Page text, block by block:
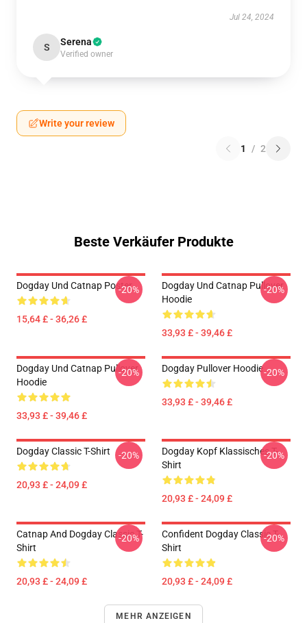
Jul 24, 2024
S Serena
Verified owner
Write your review
1 / 2
Beste Verkäufer Produkte
Dogday Und Catnap Poster
15,64 £ - 36,26 £
-20%
Dogday Und Catnap Pullover
Hoodie
33,93 £ - 39,46 £
-20%
Dogday Und Catnap Pullover
Hoodie
33,93 £ - 39,46 £
-20% Dogday Pullover Hoodie
33,93 £ - 39,46 £
-20%
Dogday Classic T-Shirt
20,93 £ - 24,09 £
-20%
Dogday Kopf Klassisches T-
Shirt
20,93 £ - 24,09 £
-20%
Catnap And Dogday Classic T-
Shirt
20,93 £ - 24,09 £
-20%
Confident Dogday Classic T-
Shirt
20,93 £ - 24,09 £
-20%
MEHR ANZEIGEN